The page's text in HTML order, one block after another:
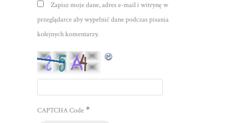
Zapisz moje dane, adres e-mail i witrynę w
przeglądarce aby wypełnić dane podczas pisania
kolejnych komentarzy.
CAPTCHA Code *